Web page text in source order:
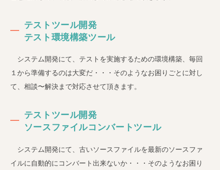
テストツール開発
テスト環境構築ツール
システム開発にて、テストを実施するための環境構築、毎回
１から準備するのは大変だ・・・そのようなお困りごとに対し
て、相談〜解決まで対応させて頂きます。
テストツール開発
ソースファイルコンバートツール
システム開発にて、古いソースファイルを最新のソースファ
イルに自動的にコンバート出来ないか・・・そのようなお困り